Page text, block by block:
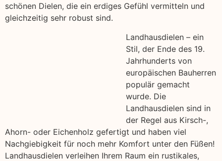
schönen Dielen, die ein erdiges Gefühl vermitteln und
gleichzeitig sehr robust sind.
Landhausdielen – ein
Stil, der Ende des 19.
Jahrhunderts von
europäischen Bauherren
populär gemacht
wurde. Die
Landhausdielen sind in
der Regel aus Kirsch-,
Ahorn- oder Eichenholz gefertigt und haben viel
Nachgiebigkeit für noch mehr Komfort unter den Füßen!
Landhausdielen verleihen Ihrem Raum ein rustikales,